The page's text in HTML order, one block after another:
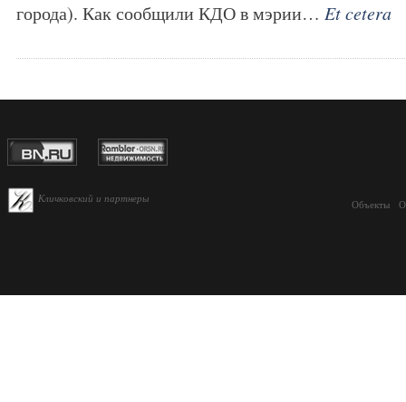
города). Как сообщили КДО в мэрии… Et cetera
Кличковский и партнеры Объекты